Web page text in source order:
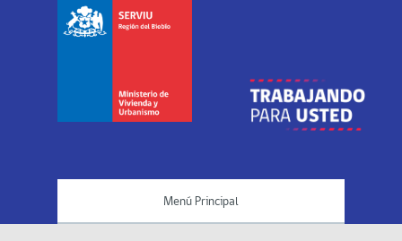
Menú Principal